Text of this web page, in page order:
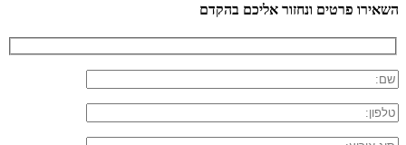
השאירו פרטים ונחזור אליכם בהקדם